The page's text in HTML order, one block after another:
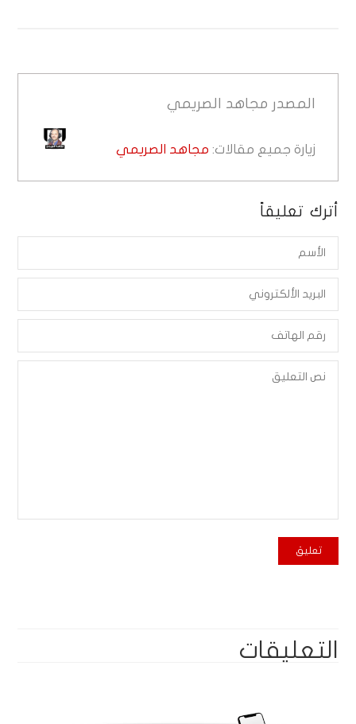
المصدر مجاهد الصريمي
زيارة جميع مقالات: مجاهد الصريمي
أترك تعليقاً
التعليقات